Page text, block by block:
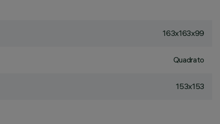
163x163x99
Quadrato
153x153